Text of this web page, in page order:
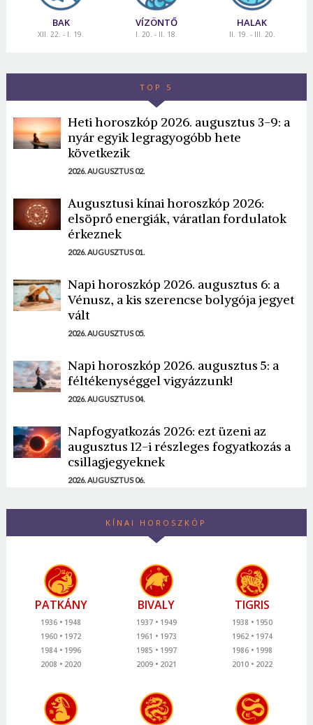
BAK
XII. 22. - I. 19.
VÍZÖNTŐ
I. 20. - II. 18.
HALAK
II. 19. - III. 20.
TOP 5
Heti horoszkóp 2026. augusztus 3-9: a
nyár egyik legragyogóbb hete
következik
2026. AUGUSZTUS 02.
Augusztusi kínai horoszkóp 2026:
elsöprő energiák, váratlan fordulatok
érkeznek
2026. AUGUSZTUS 01.
Napi horoszkóp 2026. augusztus 6: a
Vénusz, a kis szerencse bolygója jegyet
vált
2026. AUGUSZTUS 05.
Napi horoszkóp 2026. augusztus 5: a
féltékenységgel vigyázzunk!
2026. AUGUSZTUS 04.
Napfogyatkozás 2026: ezt üzeni az
augusztus 12-i részleges fogyatkozás a
csillagjegyeknek
2026. AUGUSZTUS 06.
KÍNAI HOROSZKÓP
PATKÁNY
1936
1948
1960
1972
1984
1996
2008
2020
BIVALY
1937
1949
1961
1973
1985
1997
2009
2021
TIGRIS
1938
1950
1962
1974
1986
1998
2010
2022